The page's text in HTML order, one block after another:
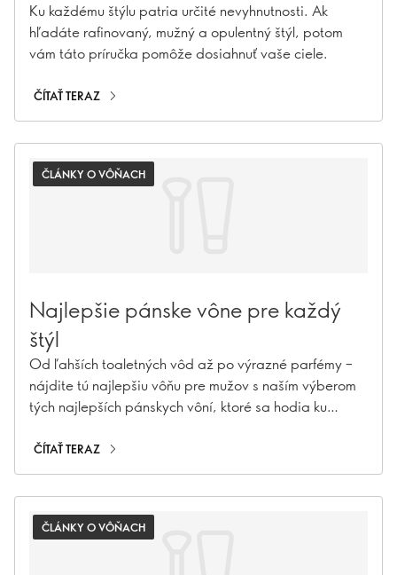
Ku každému štýlu patria určité nevyhnutnosti. Ak
hľadáte rafinovaný, mužný a opulentný štýl, potom
vám táto príručka pomôže dosiahnuť vaše ciele.
ČÍTAŤ TERAZ
ČLÁNKY O VÔŇACH
Najlepšie pánske vône pre každý
štýl
Od ľahších toaletných vôd až po výrazné parfémy –
nájdite tú najlepšiu vôňu pre mužov s naším výberom
tých najlepších pánskych vôní, ktoré sa hodia ku
ČÍTAŤ TERAZ
ČLÁNKY O VÔŇACH